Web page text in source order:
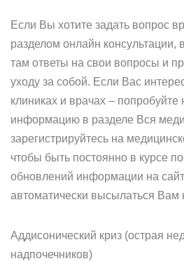
Если Вы хотите задать вопрос
разделом онлайн
там ответы на свои вопросы и
уходу за собой. Если Вас
клиниках и врачах –
информацию в разделе Вся
зарегистрируйтесь на
чтобы быть постоянно в курсе
обновлений информации на
автоматически высылаться Вам
Аддисонический криз (острая
надпочечников)